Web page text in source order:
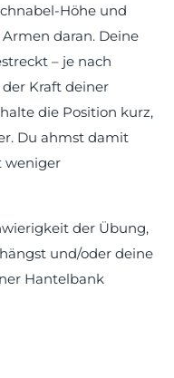
Höhe und
daran. Deine
– je nach
Kraft deiner
die Position kurz,
Du ahmst damit
weniger
der Übung,
und/oder deine
Hantelbank